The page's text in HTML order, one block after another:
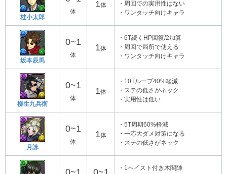
桂小太郎
体
1体
・周回での実用性はない
・ワンタッチ向けキャラ
坂本辰馬
0~1
体
1体
・6T続くHP回復/2加算
・周回で局所で使える
・ワンタッチ向けキャラ
柳生九兵衛
0~1
体
1体
・10Tループ40%軽減
・ステの低さがネック
・実用性は低い
月詠
0~1
体
1体
・5T周期60%軽減
・一応大ダメ対策になる
・ステの低さがネック
・1ヘイスト付き木闇陣